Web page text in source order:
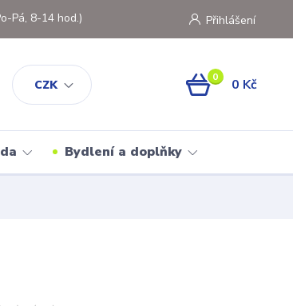
CZK
Přihlášení
Pá, 8-14 hod.)
0 0 Kč
Bydlení a doplňky